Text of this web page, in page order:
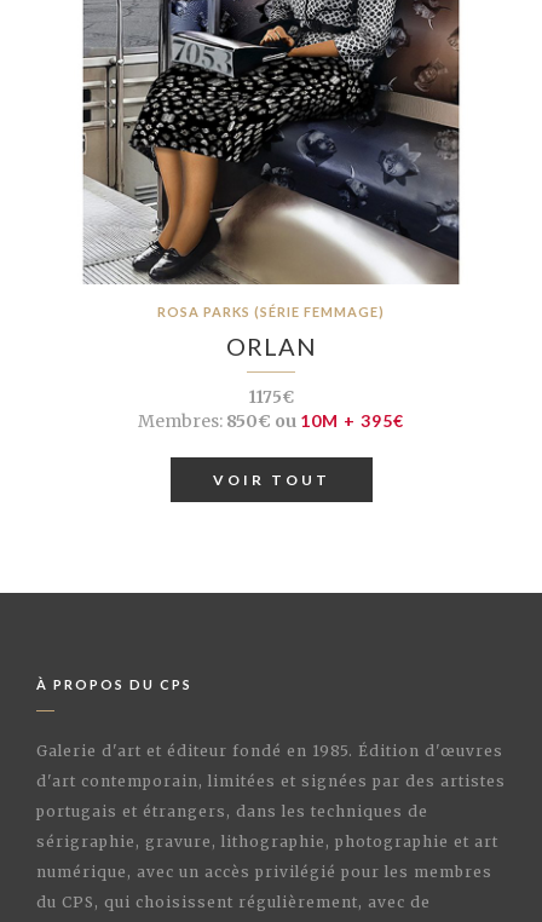
ROSA PARKS (SÉRIE FEMMAGE)
ORLAN
1175€
Membres: 850€ ou 10M + 395€
VOIR TOUT
À PROPOS DU CPS
Galerie d'art et éditeur fondé en 1985. Édition d'œuvres
d'art contemporain, limitées et signées par des artistes
portugais et étrangers, dans les techniques de
sérigraphie, gravure, lithographie, photographie et art
numérique, avec un accès privilégié pour les membres
du CPS, qui choisissent régulièrement, avec de